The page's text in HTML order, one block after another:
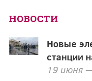
НОВОСТИ
Новые
станции
19 июня